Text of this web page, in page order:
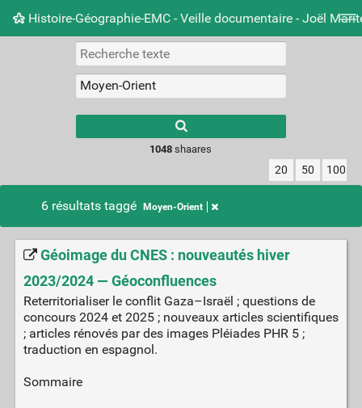
Histoire-Géographie-EMC - Veille documentaire - Joël
Nuage de tags Mur d'images
results.
1048 shaares
20 50 100
6 résultats taggé Moyen-Orient
Géoimage du CNES : nouveautés hiver
2023/2024 — Géoconfluences
Reterritorialiser le conflit Gaza–Israël ; questions de
concours 2024 et 2025 ; nouveaux articles scientifiques
; articles rénovés par des images Pléiades PHR 5 ;
traduction en espagnol.
Sommaire